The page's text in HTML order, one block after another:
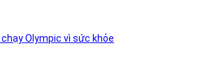
Olympic vì sức khỏe